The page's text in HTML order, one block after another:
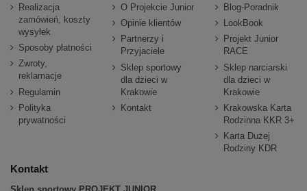
Realizacja
zamówień, koszty
wysyłek
Sposoby płatności
Zwroty,
reklamacje
Regulamin
Polityka
prywatności
O Projekcie Junior
Opinie klientów
Partnerzy i
Przyjaciele
Sklep sportowy
dla dzieci w
Krakowie
Kontakt
Blog-Poradnik
LookBook
Projekt Junior
RACE
Sklep narciarski
dla dzieci w
Krakowie
Krakowska Karta
Rodzinna KKR 3+
Karta Dużej
Rodziny KDR
Kontakt